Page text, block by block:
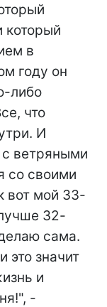
который
в
году он
либо
что
И
с ветряными
со своими
вот мой 33-
32-
сама.
это значит
и
-